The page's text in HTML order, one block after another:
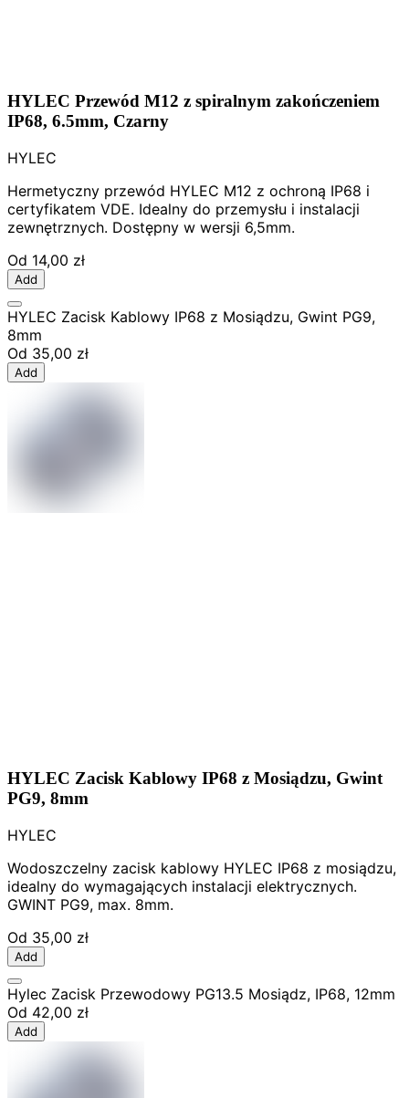
HYLEC Przewód M12 z spiralnym zakończeniem
IP68, 6.5mm, Czarny
HYLEC
Hermetyczny przewód HYLEC M12 z ochroną IP68 i
certyfikatem VDE. Idealny do przemysłu i instalacji
zewnętrznych. Dostępny w wersji 6,5mm.
Od 14,00 zł
Add
HYLEC Zacisk Kablowy IP68 z Mosiądzu, Gwint PG9,
8mm
Od 35,00 zł
Add
HYLEC Zacisk Kablowy IP68 z Mosiądzu, Gwint
PG9, 8mm
HYLEC
Wodoszczelny zacisk kablowy HYLEC IP68 z mosiądzu,
idealny do wymagających instalacji elektrycznych.
GWINT PG9, max. 8mm.
Od 35,00 zł
Add
Hylec Zacisk Przewodowy PG13.5 Mosiądz, IP68, 12mm
Od 42,00 zł
Add